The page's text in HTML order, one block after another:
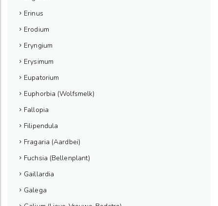
Erinus
Erodium
Eryngium
Erysimum
Eupatorium
Euphorbia (Wolfsmelk)
Fallopia
Filipendula
Fragaria (Aardbei)
Fuchsia (Bellenplant)
Gaillardia
Galega